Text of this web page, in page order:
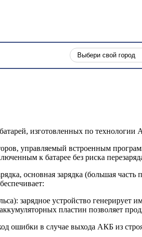
изготовленных по
управляемый встроенным
к батарее без риска
основная зарядка (большая
зарядное устройство
пластин позволяет
ошибки в случае выхода АКБ из